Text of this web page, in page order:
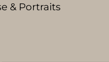
& Portraits